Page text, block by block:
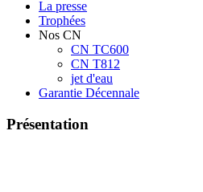
La presse
Trophées
Nos CN
CN TC600
CN T812
jet d'eau
Garantie Décennale
Présentation